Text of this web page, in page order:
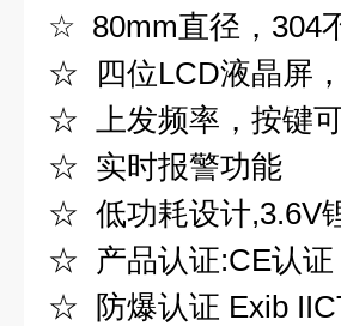
☆ 80mm直径，304
☆ 四位LCD液晶屏
☆ 上发频率，按键
☆ 实时报警功能
☆ 低功耗设计,3.6V
☆ 产品认证:CE认证
☆ 防爆认证 Exib